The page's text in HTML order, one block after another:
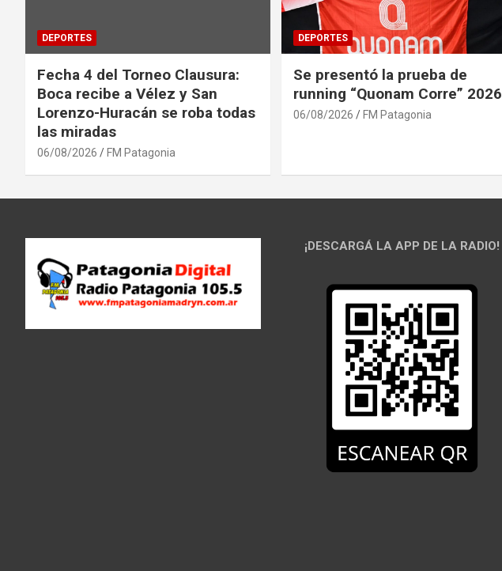
DEPORTES
Fecha 4 del Torneo Clausura:
Boca recibe a Vélez y San
Lorenzo-Huracán se roba todas
las miradas
06/08/2026 FM Patagonia
DEPORTES
Se presentó la prueba de
running “Quonam Corre” 2026
06/08/2026 FM Patagonia
¡DESCARGÁ LA APP DE LA RADIO!